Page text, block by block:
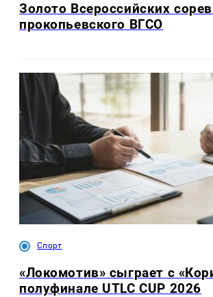
Золото Всероссийских
прокопьевского ВГСО
Спорт
«Локомотив» сыграет с
полуфинале UTLC CUP 2026